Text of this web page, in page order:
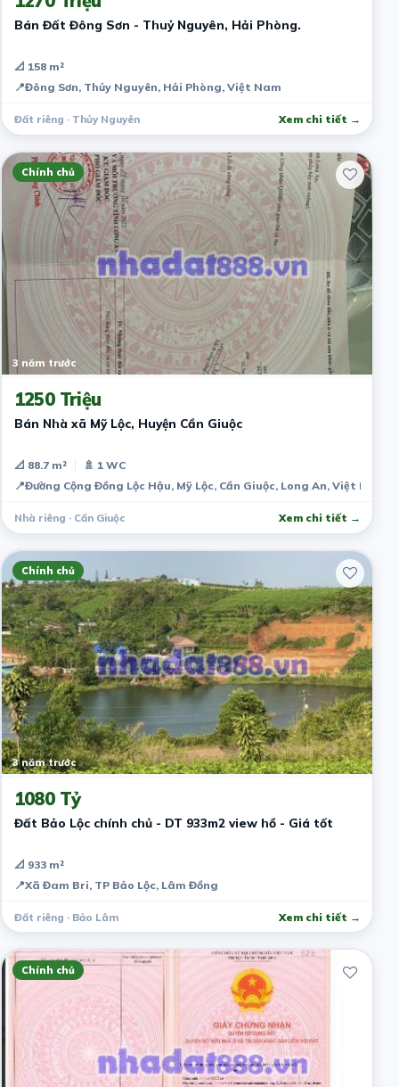
Bán Đất Đông Sơn - Thuỷ Nguyên, Hải Phòng.
📐 158 m²
📍Đông Sơn, Thủy Nguyên, Hải Phòng, Việt Nam
Đất riêng · Thủy Nguyên Xem chi tiết →
Chính chủ
3 năm trước
1250 Triệu
Bán Nhà xã Mỹ Lộc, Huyện Cần Giuộc
📐 88.7 m²
🚿 1 WC
📍Đường Cộng Đồng Lộc Hậu, Mỹ Lộc, Cần Giuộc, Long An, Việt Nam
Nhà riêng · Cần Giuộc Xem chi tiết →
Chính chủ
3 năm trước
1080 Tỷ
Đất Bảo Lộc chính chủ - DT 933m2 view hồ - Giá tốt
📐 933 m²
📍Xã Đam Bri, TP Bảo Lộc, Lâm Đồng
Đất riêng · Bảo Lâm Xem chi tiết →
Chính chủ